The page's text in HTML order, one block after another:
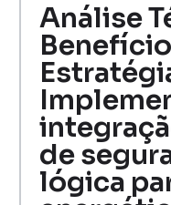
Análise
de
lógica